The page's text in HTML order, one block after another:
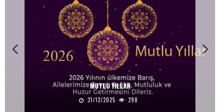
MUTLU YILLAR
31/12/2025 298